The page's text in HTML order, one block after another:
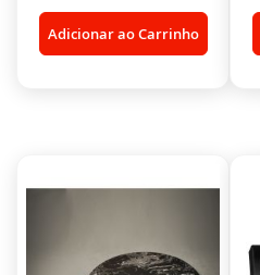
Adicionar ao Carrinho